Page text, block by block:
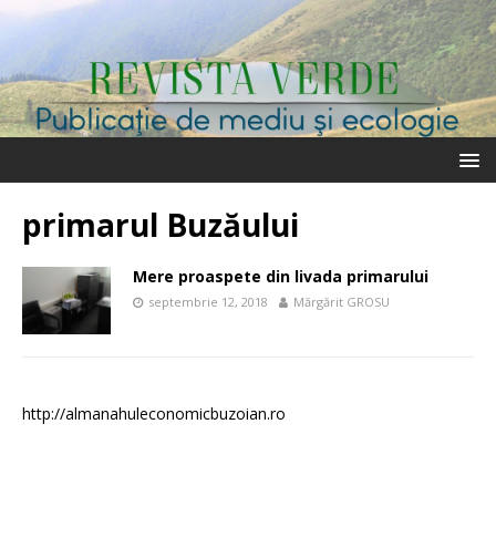
primarul Buzăului
Mere proaspete din livada primarului
septembrie 12, 2018 Mărgărit GROSU
http://almanahuleconomicbuzoian.ro